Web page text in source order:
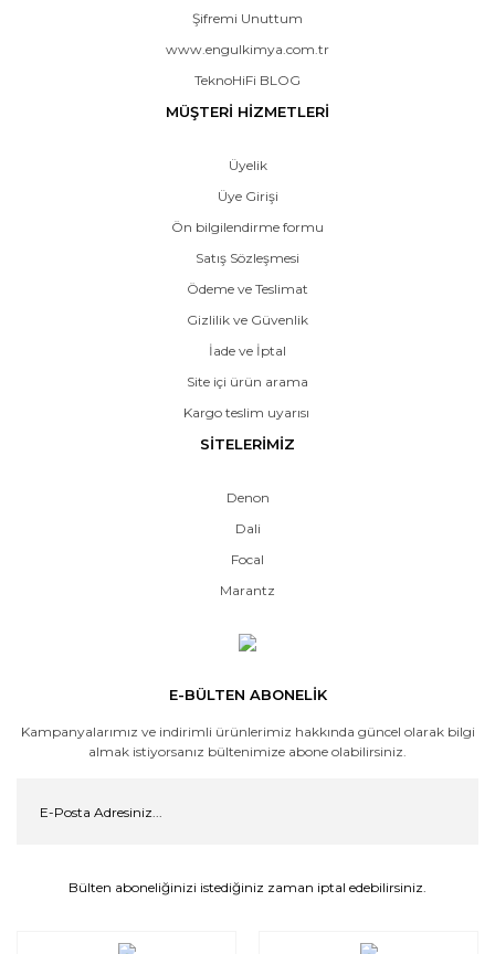
Şifremi Unuttum
www.engulkimya.com.tr
TeknoHiFi BLOG
MÜŞTERİ HİZMETLERİ
Üyelik
Üye Girişi
Ön bilgilendirme formu
Satış Sözleşmesi
Ödeme ve Teslimat
Gizlilik ve Güvenlik
İade ve İptal
Site içi ürün arama
Kargo teslim uyarısı
SİTELERİMİZ
Denon
Dali
Focal
Marantz
E-BÜLTEN ABONELİK
Kampanyalarımız ve indirimli ürünlerimiz hakkında güncel olarak bilgi
almak istiyorsanız bültenimize abone olabilirsiniz.
Bülten aboneliğinizi istediğiniz zaman iptal edebilirsiniz.